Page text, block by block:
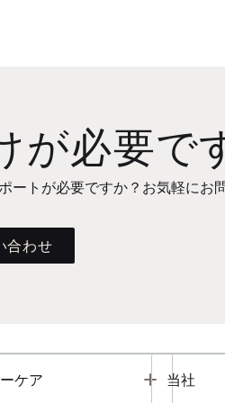
が必要で
ートが必要ですか？お気軽にお
合わせ
ケア Toggle
当社